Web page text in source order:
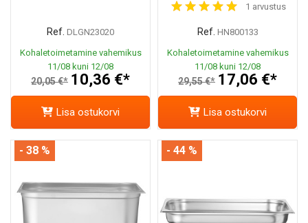
Ref. DLGN23020
Kohaletoimetamine vahemikus
11/08 kuni 12/08
20,05 €* 10,36 €*
Lisa ostukorvi
1 arvustus
Ref. HN800133
Kohaletoimetamine vahemikus
11/08 kuni 12/08
29,55 €* 17,06 €*
Lisa ostukorvi
- 38 % - 44 %